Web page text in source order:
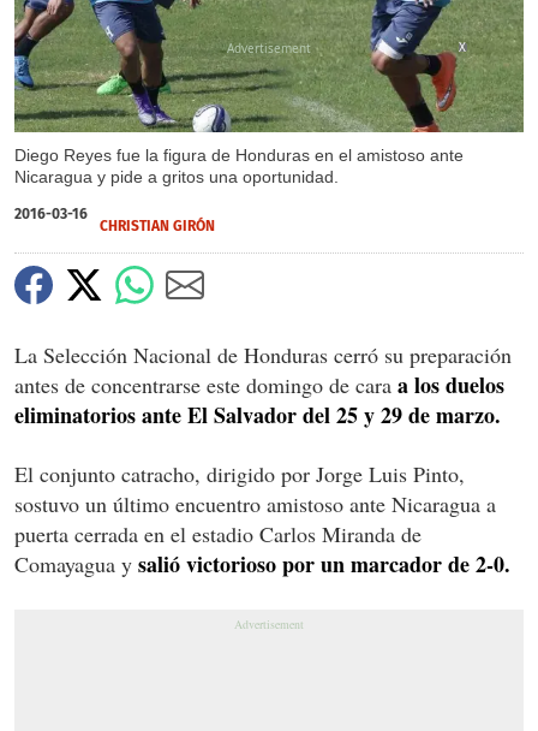
Diego Reyes fue la figura de Honduras en el amistoso ante
Nicaragua y pide a gritos una oportunidad.
X
2016-03-16
CHRISTIAN GIRÓN
La Selección Nacional de Honduras cerró su preparación
antes de concentrarse este domingo de cara a los duelos
eliminatorios ante El Salvador del 25 y 29 de marzo.
El conjunto catracho, dirigido por Jorge Luis Pinto,
sostuvo un último encuentro amistoso ante Nicaragua a
puerta cerrada en el estadio Carlos Miranda de
Comayagua y salió victorioso por un marcador de 2-0.